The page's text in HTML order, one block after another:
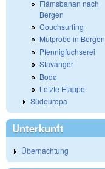
Flåmsbanan nach
Bergen
Couchsurfing
Mutprobe in Bergen
Pfennigfuchserei
Stavanger
Bodø
Letzte Etappe
Südeuropa
Unterkunft
Übernachtung